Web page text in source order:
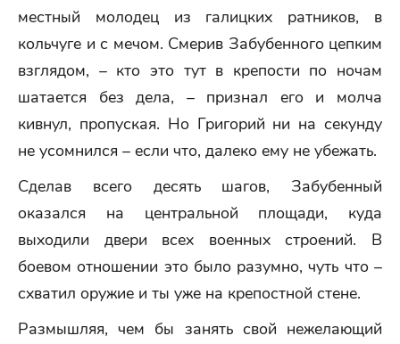
местный молодец из галицких ратников, в
кольчуге и с мечом. Смерив Забубенного цепким
взглядом, – кто это тут в крепости по ночам
шатается без дела, – признал его и молча
кивнул, пропуская. Но Григорий ни на секунду
не усомнился – если что, далеко ему не убежать.
Сделав всего десять шагов, Забубенный
оказался на центральной площади, куда
выходили двери всех военных строений. В
боевом отношении это было разумно, чуть что –
схватил оружие и ты уже на крепостной стене.
Размышляя, чем бы занять свой нежелающий